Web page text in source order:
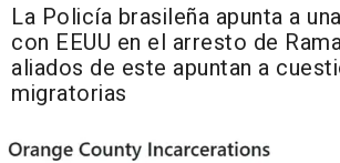
La Policía brasileña apunta a
con EEUU en el arresto de
aliados de este apuntan a
migratorias